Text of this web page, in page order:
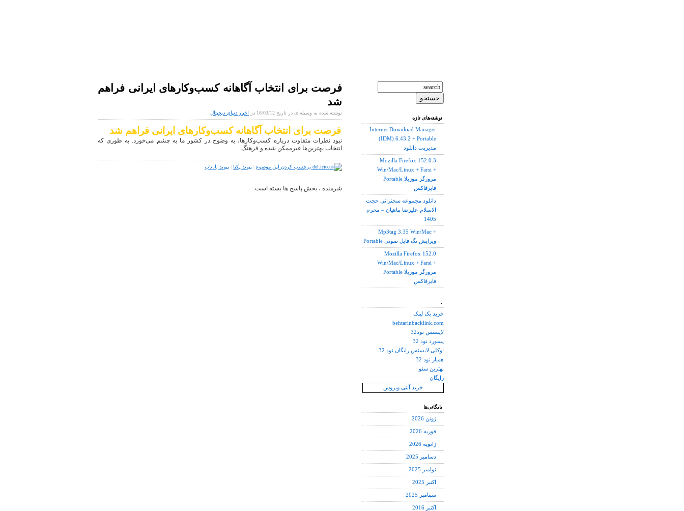
فرصت برای انتخاب آگاهانه کسب‌و‌کارهای ایرانی فراهم
شد
نوشته شده به وسیله ی در تاریخ 16/03/12 در اخبار دنیای دیجیتال
فرصت برای انتخاب آگاهانه کسب‌و‌کارهای ایرانی فراهم شد
نبود نظرات متفاوت درباره کسب‌وکارها، به وضوح در کشور ما به چشم می‌خورد. به طوری که
انتخاب بهترین‌ها غیرممکن شده و فرهنگ
برچسب کردن این موضوع | پیوند یکتا | پیوند بازتاب
شرمنده ، بخش پاسخ ها بسته است.
نوشته‌های تازه
Internet Download Manager
(IDM) 6.43.2 + Portable
مدیریت دانلود
Mozilla Firefox 152.0.3
Win/Mac/Linux + Farsi +
Portable مرورگر موزیلا
فایرفاکس
دانلود مجموعه سخنرانی حجت
الاسلام علیرضا پناهیان – محرم
1405
Mp3tag 3.35 Win/Mac +
Portable ویرایش تگ فایل صوتی
Mozilla Firefox 152.0
Win/Mac/Linux + Farsi +
Portable مرورگر موزیلا
فایرفاکس
.
خرید بک لینک
behtarinbacklink.com
لایسنس نود32
پسورد نود 32
اوکلی لایسنس رایگان نود 32
همیار نود 32
بهترین سئو
رایگان
خرید آنتی ویروس
بایگانی‌ها
ژوئن 2026
فوریه 2026
ژانویه 2026
دسامبر 2025
نوامبر 2025
اکتبر 2025
سپتامبر 2025
اکتبر 2016